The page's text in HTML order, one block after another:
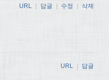
URL 답글 수정 삭제
URL 답글